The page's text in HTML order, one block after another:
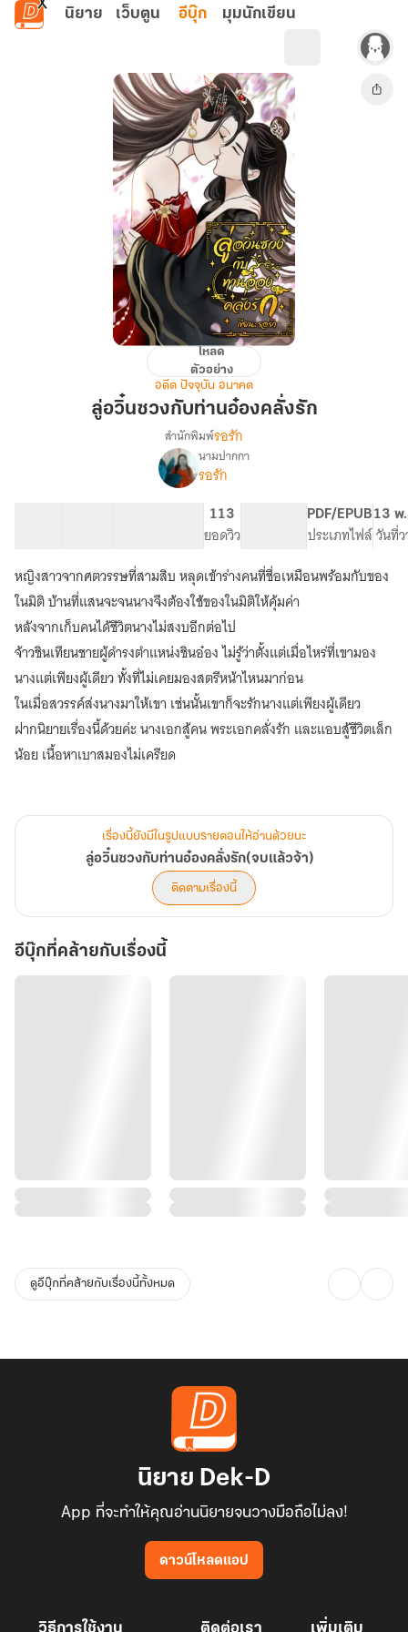
ข้ามไปยังเนื้อหาหลัก
นิยาย เว็บตูน อีบุ๊ก มุมนักเขียน
วิ๋นซ
โหลด
ตัวอย่าง
อดีต ปัจจุบัน อนาคต
ลู่อวิ๋นซวงกับท่านอ๋องคลั่งรัก
เรื่อง
ลู่
อ
วิ๋นซ
วง
กับ
ท่าน
อ๋อง
คลั่ง
รัก(จบ
แล้ว
จ้า)
สำนักพิมพ์รอรัก
นามปากกา
รอรัก
113
ยอดวิว
PDF/EPUB
ประเภทไฟล์
13 พ
วันที่
หญิงสาวจากศตวรรษที่สามสิบ หลุดเข้าร่างคนที่ชื่อเหมือนพร้อมกับของ
ในมิติ บ้านที่แสนจะจนนางจึงต้องใช้ของในมิติให้คุ้มค่า
หลังจากเก็บคนได้ชีวิตนางไม่สงบอีกต่อไป
จ้าวชินเทียนชายผู้ดำรงตำแหน่งชินอ๋อง ไม่รู้ว่าตั้งแต่เมื่อไหร่ที่เขามอง
นางแต่เพียงผู้เดียว ทั้งที่ไม่เคยมองสตรีหน้าไหนมาก่อน
ในเมื่อสวรรค์ส่งนางมาให้เขา เช่นนั้นเขาก็จะรักนางแต่เพียงผู้เดียว
ฝากนิยายเรื่องนี้ด้วยค่ะ นางเอกสู้คน พระเอกคลั่งรัก และแอบสู้ชีวิตเล็ก
น้อย เนื้อหาเบาสมองไม่เครียด
เรื่องนี้ยังมีในรูปแบบรายตอนให้อ่านด้วยนะ
ลู่อวิ๋นซวงกับท่านอ๋องคลั่งรัก(จบแล้วจ้า)
ติดตามเรื่องนี้
อีบุ๊กที่คล้ายกับเรื่องนี้
ดูอีบุ๊กที่คล้ายกับเรื่องนี้ทั้งหมด
นิยาย Dek-D
App ที่จะทำให้คุณอ่านนิยายจนวางมือถือไม่ลง!
ดาวน์โหลดแอป